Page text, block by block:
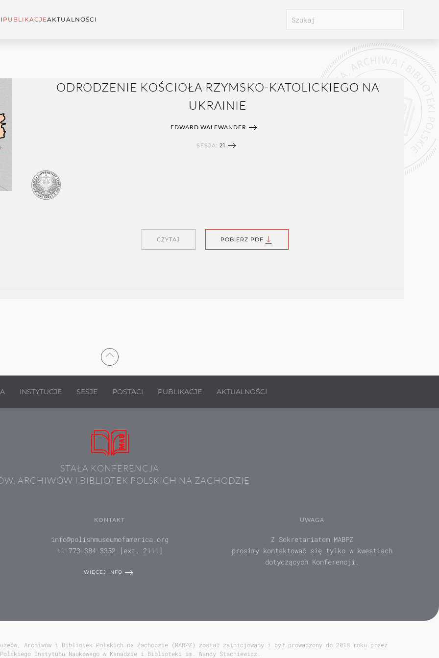
PUBLIKACJEAKTUALNOŚCI
ODRODZENIE KOŚCIOŁA RZYMSKO-KATOLICKIEGO NA
UKRAINIE
EDWARD WALEWANDER
SESJA: 21
CZYTAJ POBIERZ PDF
INSTYTUCJE SESJE POSTACI PUBLIKACJE AKTUALNOŚCI
STAŁA KONFERENCJA
ARCHIWÓW I BIBLIOTEK POLSKICH NA ZACHODZIE
KONTAKT
info@polishmuseumofamerica.org
+1-773-384-3352 [ext. 2111]
WIĘCEJ INFO
UWAGA
Z Sekretariatem MABPZ
prosimy kontaktować się tylko w kwestiach
dotyczących Konferencji.
Archiwów i Bibliotek Polskich na Zachodzie (MABPZ) został zainicjowany i był prowadzony do 2018 roku przez
Polskiego Instytutu Naukowego w Kanadzie i Biblioteki im. Wandy Stachiewicz.